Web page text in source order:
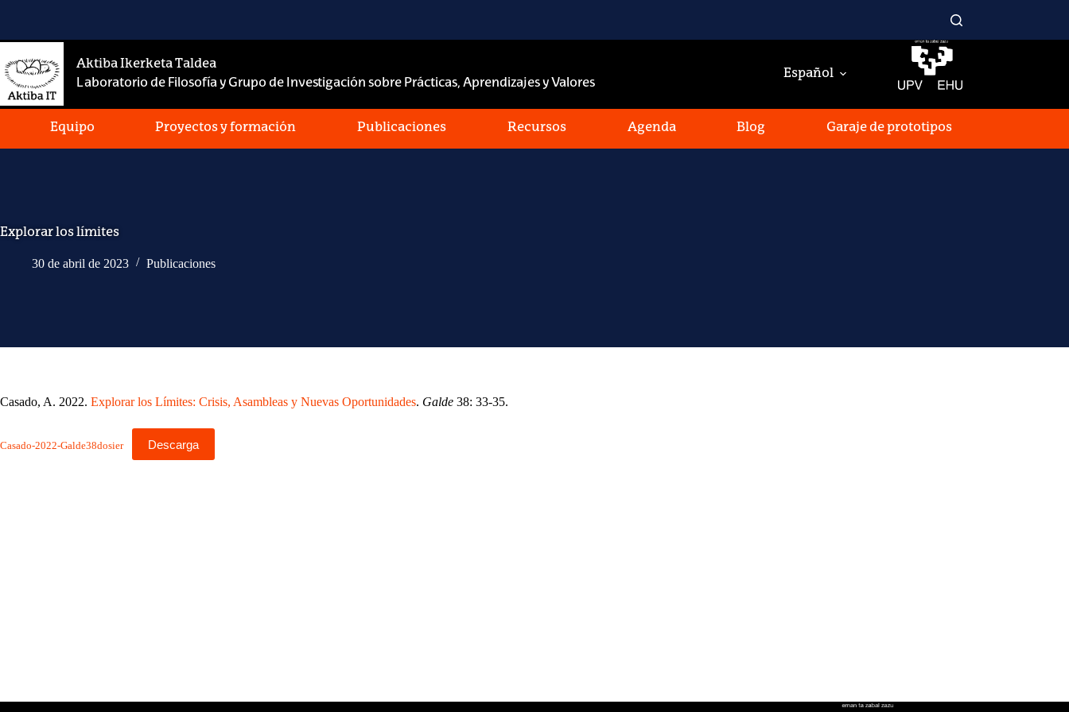
Aktiba Ikerketa Taldea
Laboratorio de Filosofía y Grupo de Investigación sobre Prácticas, Aprendizajes y Valores
Español
Equipo Proyectos y formación Publicaciones Recursos Agenda Blog Garaje de prototipos
Explorar los límites
30 de abril de 2023 Publicaciones
Casado, A. 2022. Explorar los Límites: Crisis, Asambleas y Nuevas Oportunidades. Galde 38: 33-35.
Casado-2022-Galde38dosier Descarga